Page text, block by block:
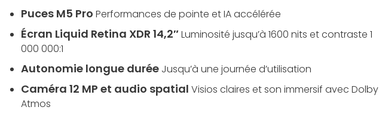
Puces M5 Pro Performances de pointe et IA accélérée
Écran Liquid Retina XDR 14,2″Luminosité jusqu’à 1600 nits et contraste 1
000 000:1
Autonomie longue durée Jusqu’à une journée d’utilisation
Caméra 12 MP et audio spatial Visios claires et son immersif avec Dolby
Atmos